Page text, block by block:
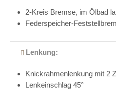
2-Kreis Bremse, im Ölbad
Federspeicher-
Lenkung:
Knickrahmenlenkung mit 2
Lenkeinschlag 45°